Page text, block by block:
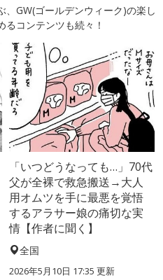
、GW(ゴールデンウィーク)の楽し
コンテンツも続々！
「いつどうなっても…」70代
父が全裸で救急搬送→大人
用オムツを手に最悪を覚悟
するアラサー娘の痛切な実
情【作者に聞く】
全国
2026年5月10日 17:35 更新